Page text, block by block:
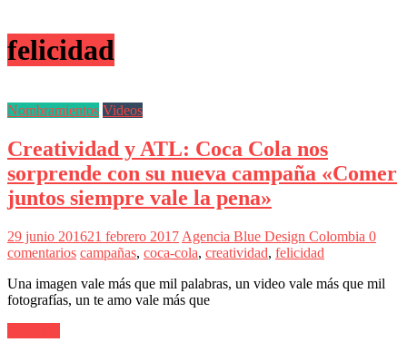
iBlue
Marketing
|
de
Publicidad,
y
Medios
de
la
Agencia
Blue
Design
Colombia
y
sus
filiales
en
felicidad
Nombramientos Videos
Creatividad y ATL: Coca Cola nos
sorprende con su nueva campaña «Comer
juntos siempre vale la pena»
29 junio 201621 febrero 2017 Agencia Blue Design Colombia 0
comentarios campañas, coca-cola, creatividad, felicidad
Una imagen vale más que mil palabras, un video vale más que mil
fotografías, un te amo vale más que